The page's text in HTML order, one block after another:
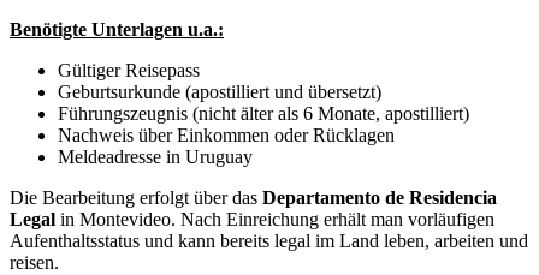
Benötigte Unterlagen u.a.:
Gültiger Reisepass
Geburtsurkunde (apostilliert und übersetzt)
Führungszeugnis (nicht älter als 6 Monate, apostilliert)
Nachweis über Einkommen oder Rücklagen
Meldeadresse in Uruguay
Die Bearbeitung erfolgt über das Departamento de Residencia
Legal in Montevideo. Nach Einreichung erhält man vorläufigen
Aufenthaltsstatus und kann bereits legal im Land leben, arbeiten und
reisen.